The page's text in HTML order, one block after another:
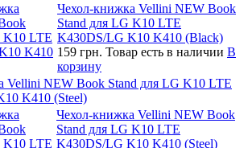
Чехол-книжка Vellini NEW Book
Stand для LG K10 LTE
K430DS/LG K10 K410 (Black)
159 грн. Товар есть в наличии В
корзину
Vellini NEW Book Stand для LG K10 LTE
K410 (Steel)
Чехол-книжка Vellini NEW Book
Stand для LG K10 LTE
K430DS/LG K10 K410 (Steel)